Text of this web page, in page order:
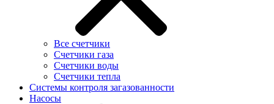
Все счетчики
Счетчики газа
Счетчики воды
Счетчики тепла
Системы контроля загазованности
Насосы